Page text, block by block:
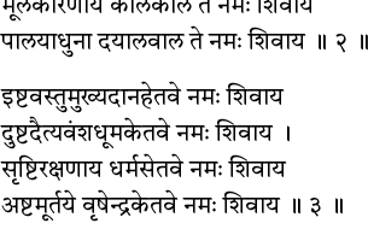
मूलकारणाय कालकाल ते नमः शिवाय
पालयाधुना दयालवाल ते नमः शिवाय ॥ २
इष्टवस्तुमुख्यदानहेतवे नमः शिवाय
दुष्टदैत्यवंशधूमकेतवे नमः शिवाय ।
सृष्टिरक्षणाय धर्मसेतवे नमः शिवाय
अष्टमूर्तये वृषेन्द्रकेतवे नमः शिवाय ॥ ३ ॥